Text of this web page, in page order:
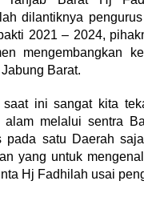
dilantiknya
2021 – 2024,
mengembangkan
Barat.
saat ini sangat kita
alam melalui sentra
pada satu Daerah
yang untuk
Hj Fadhilah usai